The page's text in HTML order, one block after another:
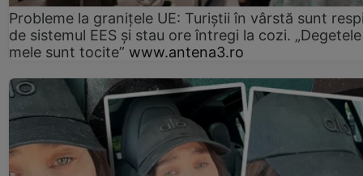
Probleme la granițele UE: Turiștii în vârstă sunt
de sistemul EES și stau ore întregi la cozi. „Degetele
mele sunt tocite” www.antena3.ro